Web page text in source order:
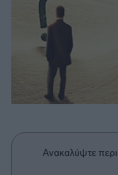
Ανακαλύψτε